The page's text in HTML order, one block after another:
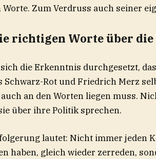
Zum Verdruss auch seiner
richtigen Worte über die
die Erkenntnis durchgesetzt,
Schwarz-Rot und Friedrich Merz
auch an den Worten liegen muss.
über ihre Politik sprechen.
lautet: Nicht immer jeden
haben, gleich wieder zerreden,